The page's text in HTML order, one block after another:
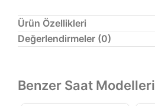
Ürün Özellikleri
Değerlendirmeler (0)
Benzer Saat Modelleri